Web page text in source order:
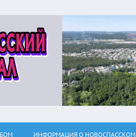
ИНФОРМАЦИЯ О НОВОСПАССКОМ